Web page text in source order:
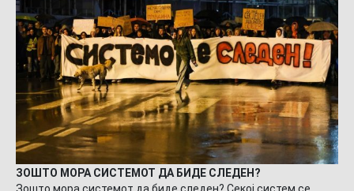
ЗОШТО МОРА СИСТЕМОТ ДА БИДЕ СЛЕДЕН?